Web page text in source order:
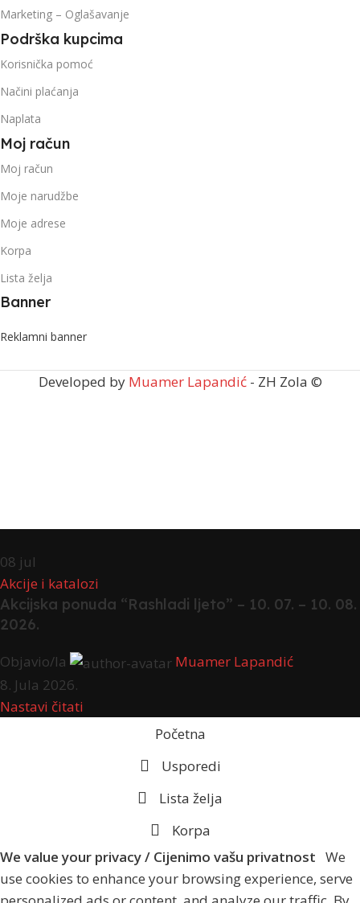
Marketing – Oglašavanje
Podrška kupcima
Korisnička pomoć
Načini plaćanja
Naplata
Moj račun
Moj račun
Moje narudžbe
Moje adrese
Korpa
Lista želja
Banner
Reklamni banner
Developed by Muamer Lapandić- ZH Zola ©
08 jul
Akcije i katalozi
Akcijska ponuda “Rashladi ljeto” – 10. 07. – 10. 08.
2026.
Objavio/la
Muamer Lapandić
8. Jula 2026.
Nastavi čitati
Početna
Usporedi
Lista želja
Korpa
We value your privacy / Cijenimo vašu privatnost We
use cookies to enhance your browsing experience, serve